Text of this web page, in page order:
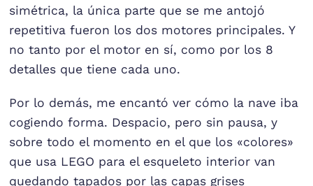
simétrica, la única parte que se me antojó
repetitiva fueron los dos motores principales. Y
no tanto por el motor en sí, como por los 8
detalles que tiene cada uno.
Por lo demás, me encantó ver cómo la nave iba
cogiendo forma. Despacio, pero sin pausa, y
sobre todo el momento en el que los «colores»
que usa LEGO para el esqueleto interior van
quedando tapados por las capas grises